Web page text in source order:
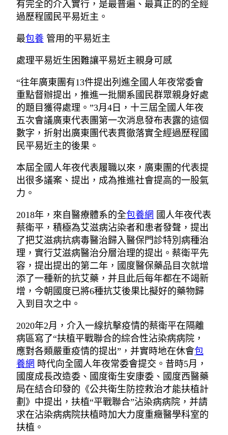
有完全的介入實行，是最普遍、最真正的的全經
過歷程國民平易近主。
最包養 管用的平易近主
處理平易近生困難讓平易近主親身可感
“往年廣東團有13件提出列進全國人年夜常委會
重點督辦提出，推進一批關系國民群眾親身好處
的題目獲得處理。”3月4日，十三屆全國人年夜
五次會議廣東代表團第一次消息發布表露的這個
數字，折射出廣東團代表貫徹落實全經過歷程國
民平易近主的後果。
本屆全國人年夜代表履職以來，廣東團的代表提
出很多議案、提出，成為推進社會提高的一股氣
力。
2018年，來自醫療體系的全包養網 國人年夜代表
蔡衛平，積極為艾滋病沾染者和患者發聲，提出
了把艾滋病抗病毒醫治歸入醫保門診特別病種治
理，實行艾滋病醫治分層治理的提出。蔡衛平先
容，提出提出的第二年，國度醫保藥品目次就增
添了一種新的抗艾藥，并且此后每年都在不竭新
增，今朝國度已將6種抗艾後果比擬好的藥物歸
入到目次之中。
2020年2月，介入一線抗擊疫情的蔡衛平在隔離
病區寫了“扶植平戰聯合的綜合性沾染病病院，
應對各類嚴重疫情的提出”，并實時地在休會包
養網 時代向全國人年夜常委會提交。昔時5月，
國度成長改造委、國度衛生安康委、國度西醫藥
局在結合印發的《公共衛生防控救治才能扶植計
劃》中提出，扶植“平戰聯合”沾染病病院，并請
求在沾染病病院扶植時加大力度重癥醫學科室的
扶植。